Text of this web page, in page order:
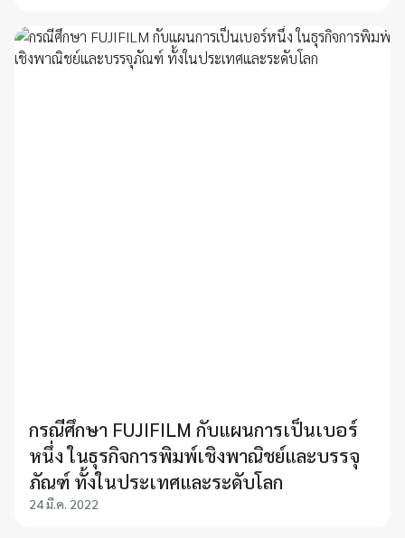
กรณีศึกษา FUJIFILM กับแผนการเป็นเบอร์
หนึ่ง ในธุรกิจการพิมพ์เชิงพาณิชย์และบรรจุ
ภัณฑ์ ทั้งในประเทศและระดับโลก
24 มี.ค. 2022